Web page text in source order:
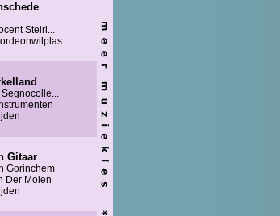
Steiri...
Gitaar
Gorinchem
Der Molen